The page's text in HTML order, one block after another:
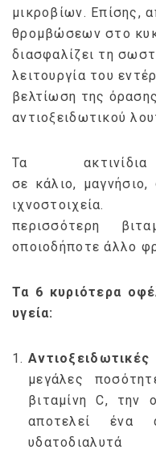
μικροβίων. Επίσης,
θρομβώσεων στο
διασφαλίζει τη
λειτουργία του
βελτίωση της
αντιοξειδωτικού
Τα
σε κάλιο,
περισσότερη
οποιοδήποτε άλλο
Τα 6 κυριότερα
υγεία:
μεγάλες
βιταμίνη C, την
αποτελεί ένα